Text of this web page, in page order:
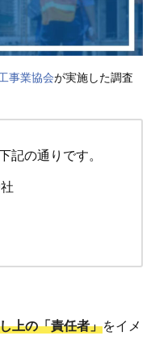
事業協会が実施した調査
記の通りです。
上の「責任者」をイメ